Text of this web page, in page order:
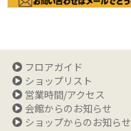
フロアガイド
ショップリスト
営業時間/アクセス
会館からのお知らせ
ショップからのお知らせ